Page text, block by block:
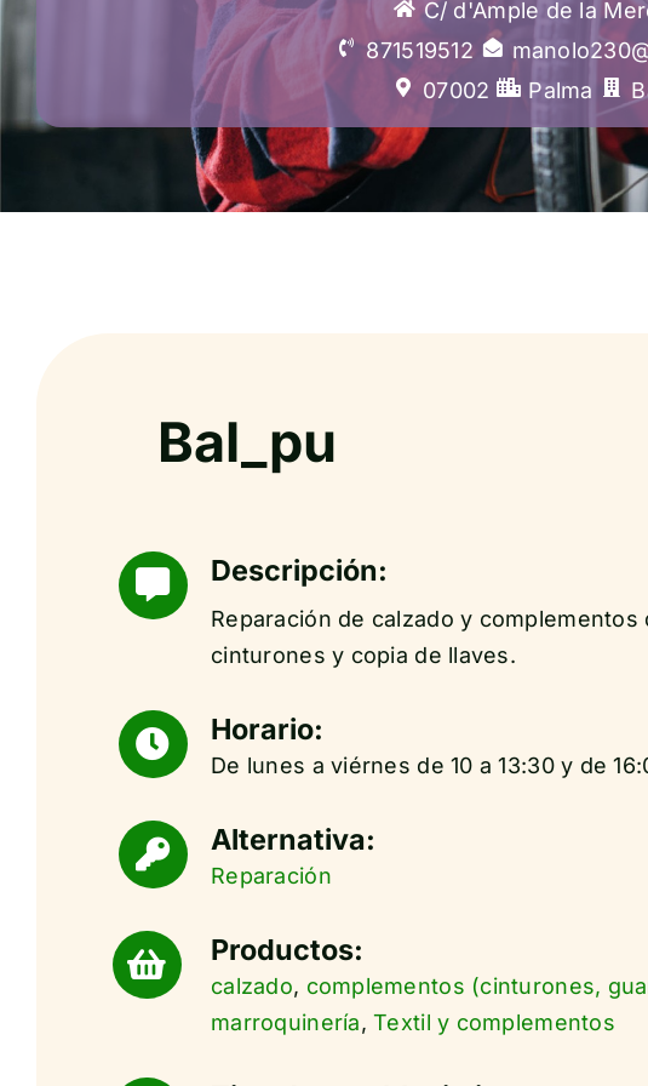
C/ d'Ample de la
871519512
07002
Palma
Bal_pu
Descripción:
Reparación de calzado y complementos
cinturones y copia de llaves.
Horario:
De lunes a viérnes de 10 a 13:30 y de
Alternativa:
Reparación
Productos:
calzado, complementos (cinturones,
marroquinería,Textil y complementos